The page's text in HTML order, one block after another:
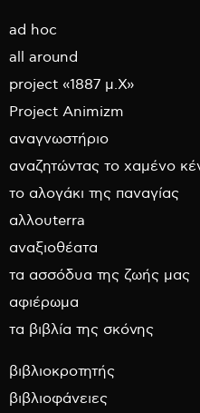
ad hoc
all around
project «1887 μ.Χ»
Project Animizm
αναγνωστήριο
αναζητώντας το χαμένο
το αλογάκι της παναγίας
αλλουterra
αναξιοθέατα
τα ασσόδυα της ζωής μας
αφιέρωμα
τα βιβλία της σκόνης
βιβλιοκροτητής
βιβλιοφάνειες